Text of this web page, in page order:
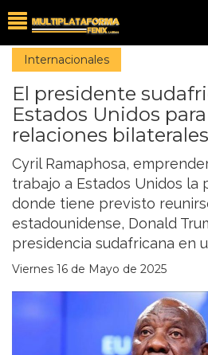
Internacionales
El presidente
Estados Unidos
relaciones bilaterales
Cyril Ramaphosa,
trabajo a Estados Unidos la
donde tiene previsto
estadounidense, Donald
presidencia sudafricana en
Viernes 16 de Mayo de 2025